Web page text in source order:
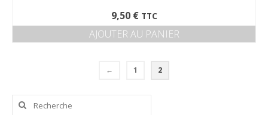
9,50 € TTC
AJOUTER AU PANIER
← 1 2
Rechercher